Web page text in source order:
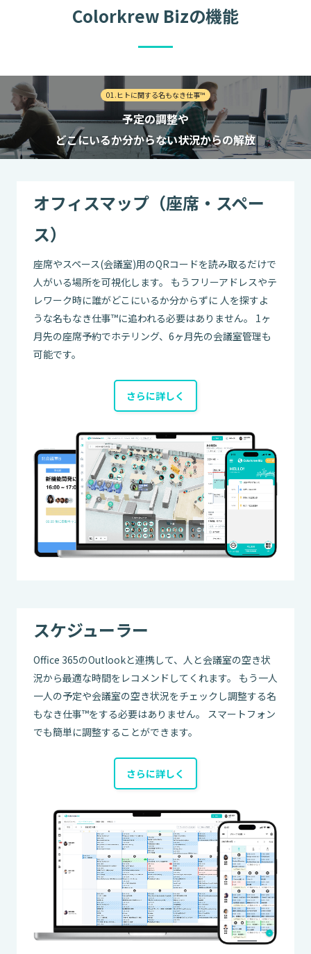
Colorkrew Bizの機能
01.ヒトに関する名もなき仕事™
予定の調整や
どこにいるか分からない状況からの解放
オフィスマップ（座席・スペー
ス）
座席やスペース(会議室)用のQRコードを読み取るだけで
人がいる場所を可視化します。 もうフリーアドレスやテ
レワーク時に誰がどこにいるか分からずに 人を探すよ
うな名もなき仕事™に追われる必要はありません。 1ヶ
月先の座席予約でホテリング、6ヶ月先の会議室管理も
可能です。
さらに詳しく
スケジューラー
Office 365のOutlookと連携して、人と会議室の空き状
況から最適な時間をレコメンドしてくれます。 もう一人
一人の予定や会議室の空き状況をチェックし調整する名
もなき仕事™をする必要はありません。 スマートフォン
でも簡単に調整することができます。
さらに詳しく